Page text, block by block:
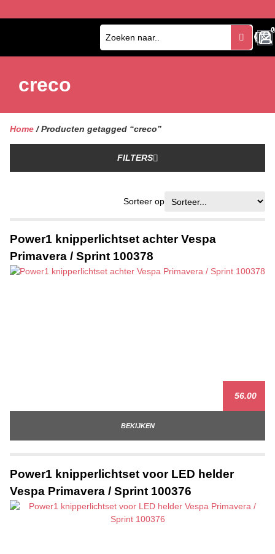
0
0
creco
Home / Producten getagged “creco”
FILTERS
Sorteer op
Power1 knipperlichtset achter Vespa
Primavera / Sprint 100378
56.00
BEKIJKEN
Power1 knipperlichtset voor LED helder
Vespa Primavera / Sprint 100376